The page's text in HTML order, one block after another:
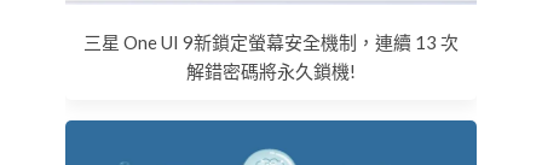
三星 One UI 9新鎖定螢幕安全機制，連續 13 次
解錯密碼將永久鎖機!